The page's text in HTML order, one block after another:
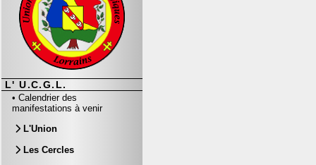
L' U.C.G.L.
• Calendrier des
manifestations à venir
L'Union
Les Cercles